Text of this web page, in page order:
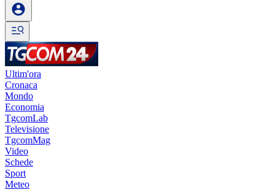
Ultim'ora
Cronaca
Mondo
Economia
TgcomLab
Televisione
TgcomMag
Video
Schede
Sport
Meteo